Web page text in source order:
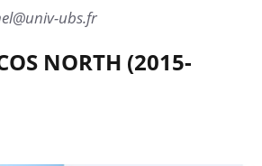
ubs.fr
NORTH (2015-